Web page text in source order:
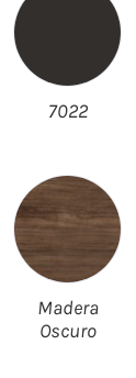
7022
Madera
Oscuro